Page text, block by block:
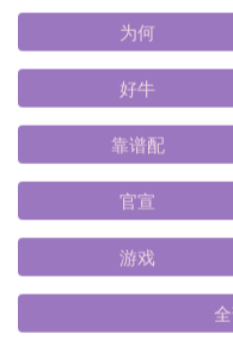
为何
好牛
靠谱配
官宣
游戏